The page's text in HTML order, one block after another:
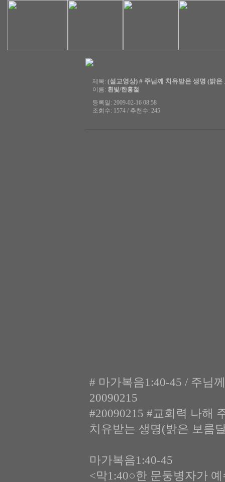
제목: (설교영상) # 주님께 치유받은 생명 (밝
이름: 흰빛/한홍철
등록일: 2009-02-16 08:58
조회수: 1574 / 추천수: 245
# 마가복음1:40-45 / 주님
20090215
#20090215 #교회력 나해
치유받는 생명(밝은 보름
마가복음1:40-45
<막1:40○한 문둥병자가